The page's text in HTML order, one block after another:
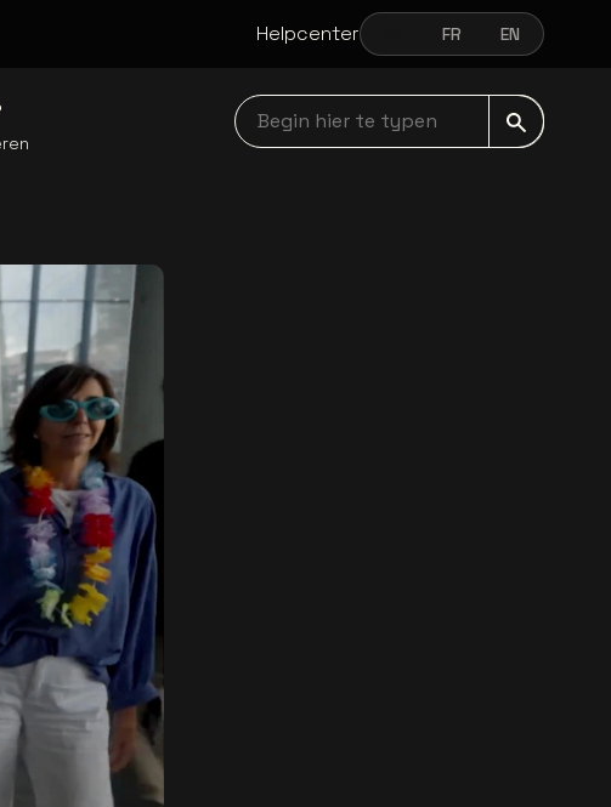
Helpcenter NEDERLANDSFRANÇAIS
FR ENGLISH
EN
Begin hier te typen navbar